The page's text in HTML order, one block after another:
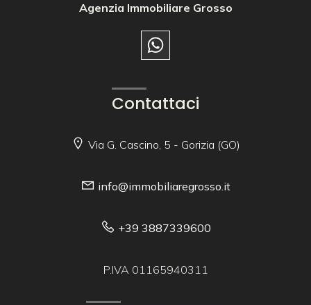
Agenzia Immobiliare Grosso
Contattaci
Via G. Cascino, 5 - Gorizia (GO)
info@immobiliaregrosso.it
+39 3887339600
P.IVA 01165940311